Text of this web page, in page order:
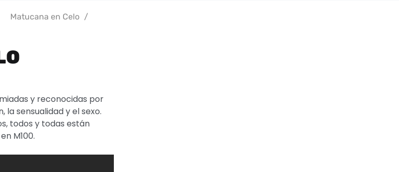
Matucana en Celo /
y reconocidas por
la sensualidad y el sexo.
todos y todas están
M100.